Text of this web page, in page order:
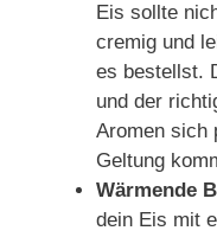
Eis sollte
cremig und
es bestellst.
und der
Aromen sich
Geltung
Wärmende
dein Eis mit